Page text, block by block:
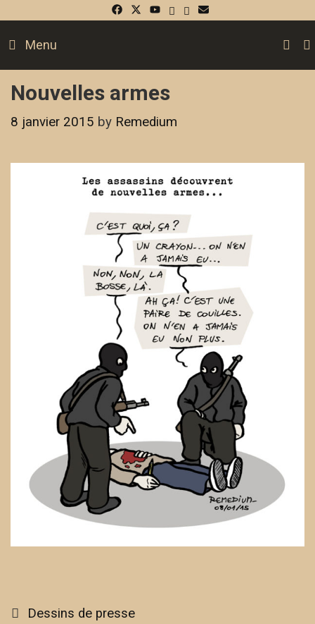
content
Menu
Nouvelles armes
8 janvier 2015 by Remedium
Categories
Dessins de presse